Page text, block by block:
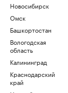
Новосибирск
Омск
Башкортостан
Вологодская
область
Калининград
Краснодарский
край